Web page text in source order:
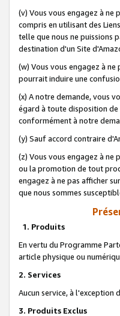
(v) Vous vous engagez à ne
compris en utilisant des
telle que nous ne puissions
destination d'un Site
(w) Vous vous engagez à
pourrait induire une
(x) A notre demande, vous
égard à toute disposition
conformément à notre
(y) Sauf accord contraire
(z) Vous vous engagez à ne
ou la promotion de tout
engagez à ne pas afficher
que nous sommes
1. Produits
En vertu du Programme
article physique ou
2. Services
Aucun service, à l'exception
3. Produits Exclus